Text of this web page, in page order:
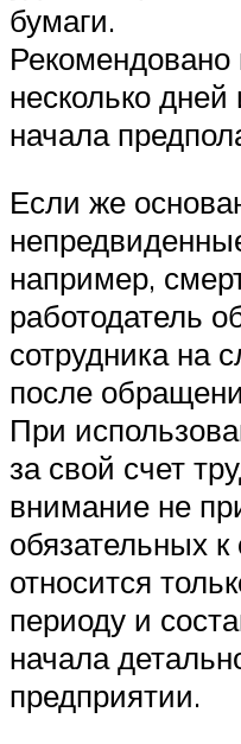
бумаги.
Рекомендовано
несколько
начала
Если же
например,
работодатель
сотрудника на
после
При
за свой счет
внимание не
обязательных к
относится
периоду и
начала
предприятии.